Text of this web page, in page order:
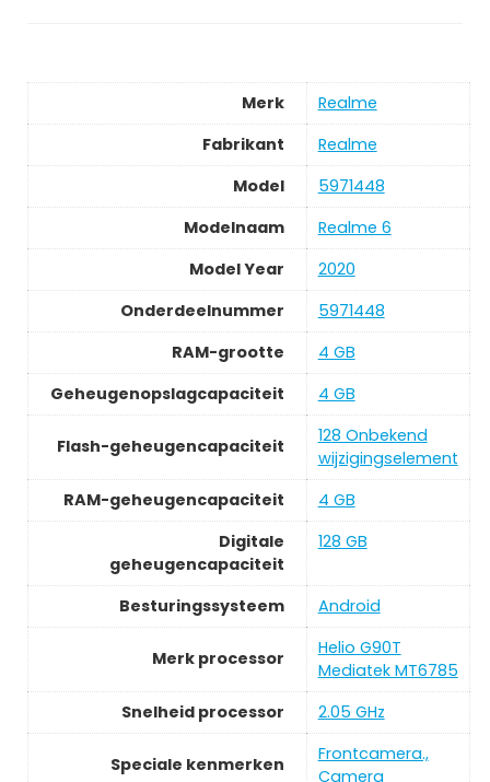
Merk
Realme
Fabrikant
Realme
Model
5971448
Modelnaam
Realme 6
Model Year
2020
Onderdeelnummer
5971448
RAM-grootte
4 GB
Geheugenopslagcapaciteit
4 GB
Flash-geheugencapaciteit
128 Onbekend
wijzigingselement
RAM-geheugencapaciteit
4 GB
Digitale
geheugencapaciteit
128 GB
Besturingssysteem Android
Merk processor
Helio G90T
Mediatek MT6785
Snelheid processor
2.05 GHz
Speciale kenmerken
Frontcamera.,
Camera